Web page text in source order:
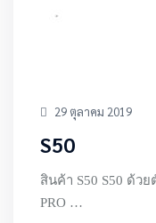
29 ตุลาคม 2019
S50
สินค้า S50 S50 ด้วย
PRO …